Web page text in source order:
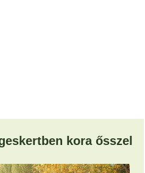
kora ősszel